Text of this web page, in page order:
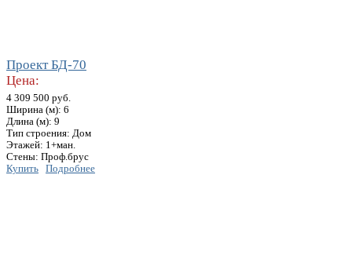
Проект БД-70
Цена:
4 309 500 руб.
Ширина (м): 6
Длина (м): 9
Тип строения: Дом
Этажей: 1+ман.
Стены: Проф.брус
Купить
Подробнее